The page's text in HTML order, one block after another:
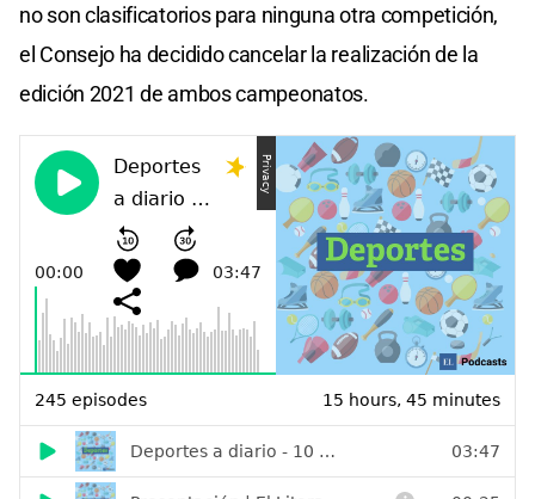
no son clasificatorios para ninguna otra competición,
el Consejo ha decidido cancelar la realización de la
edición 2021 de ambos campeonatos.